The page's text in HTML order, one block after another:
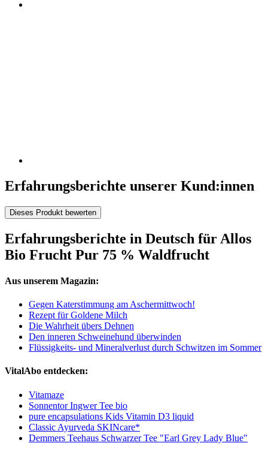
Erfahrungsberichte unserer Kund:innen
Dieses Produkt bewerten
Erfahrungsberichte in Deutsch für Allos
Bio Frucht Pur 75 % Waldfrucht
Aus unserem Magazin:
Gegen Katerstimmung am Aschermittwoch!
Rezept für Goldene Milch
Die Wahrheit übers Dehnen
Den inneren Schweinehund überwinden
Flüssigkeits- und Mineralverlust durch Schwitzen im Sommer
VitalAbo entdecken:
Vitamaze
Sonnentor Ingwer Tee bio
pure encapsulations Kids Vitamin D3 liquid
Classic Ayurveda SKINcare*
Demmers Teehaus Schwarzer Tee "Earl Grey Lady Blue"